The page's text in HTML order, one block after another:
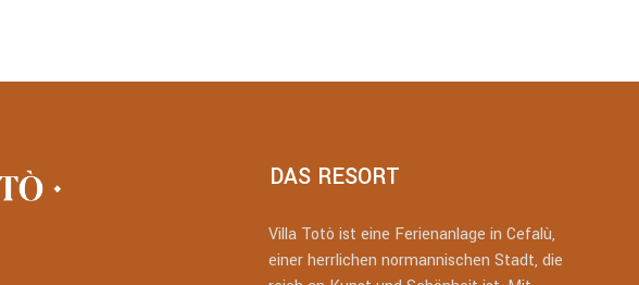
DAS RESORT
Villa Totò ist eine Ferienanlage in Cefalù,
einer herrlichen normannischen Stadt, die